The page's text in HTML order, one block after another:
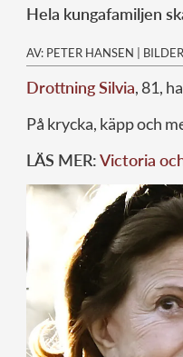
Hela kungafamiljen
AV: PETER HANSEN |
Drottning Silvia, 81,
På krycka, käpp och
LÄS MER:Victoria